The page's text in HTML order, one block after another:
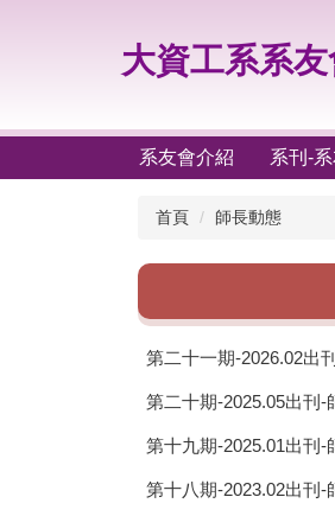
容
大資工系系
系友會介紹 系刊-
首頁 師長動態
第二十一期-2026.02出
第二十期-2025.05出刊-
第十九期-2025.01出刊-
第十八期-2023.02出刊-